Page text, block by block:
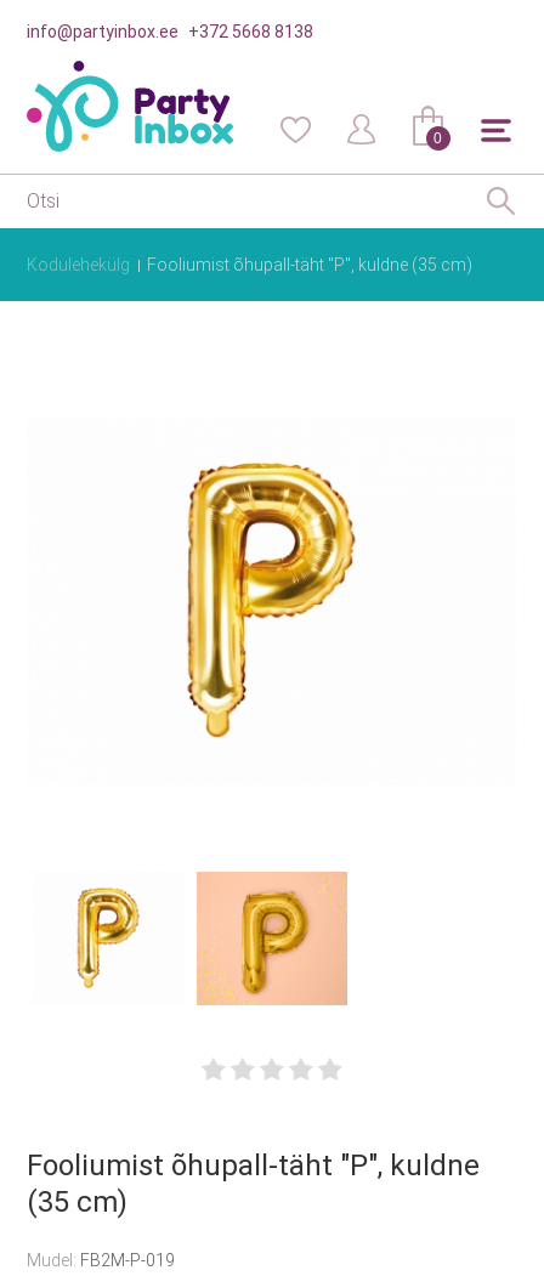
info@partyinbox.ee +372 5668 8138
0
Kodulehekülg Fooliumist õhupall-täht "P", kuldne (35 cm)
Fooliumist õhupall-täht "P", kuldne
(35 cm)
Mudel: FB2M-P-019